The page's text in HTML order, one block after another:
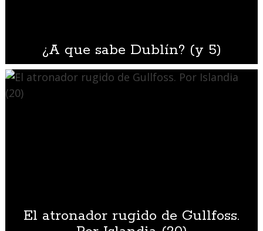
¿A que sabe Dublín? (y 5)
El atronador rugido de Gullfoss.